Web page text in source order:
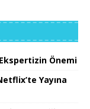
Önemi
Yayına